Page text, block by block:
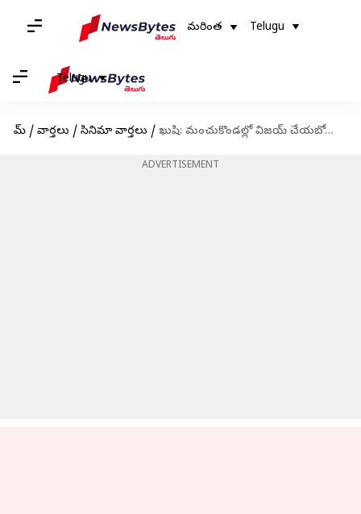
మరింత Telugu
Telugu
హోమ్ / వార్తలు / సినిమా వార్తలు / ఖుషి: మంచుకొండల్లో విజయ్ చేయబోతున్న భారీ యాక్షన్ సీక్వెన్స్
ADVERTISEMENT